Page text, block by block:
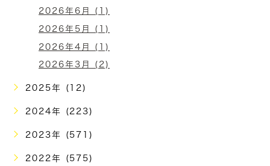
2026年6月 (1)
2026年5月 (1)
2026年4月 (1)
2026年3月 (2)
2025年 (12)
2024年 (223)
2023年 (571)
2022年 (575)